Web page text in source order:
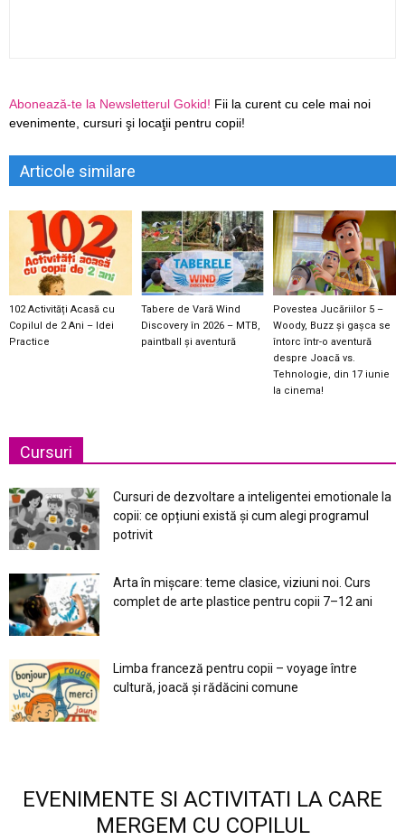
Abonează-te la Newsletterul Gokid! Fii la curent cu cele mai noi
evenimente, cursuri şi locaţii pentru copii!
Articole similare
102 Activități Acasă cu
Copilul de 2 Ani – Idei
Practice
Tabere de Vară Wind
Discovery în 2026 – MTB,
paintball și aventură
Povestea Jucăriilor 5 –
Woody, Buzz și gașca se
întorc într-o aventură
despre Joacă vs.
Tehnologie, din 17 iunie
la cinema!
Cursuri
Cursuri de dezvoltare a inteligentei emotionale la
copii: ce opțiuni există și cum alegi programul
potrivit
Arta în mișcare: teme clasice, viziuni noi. Curs
complet de arte plastice pentru copii 7–12 ani
Limba franceză pentru copii – voyage între
cultură, joacă și rădăcini comune
EVENIMENTE SI ACTIVITATI LA CARE
MERGEM CU COPILUL